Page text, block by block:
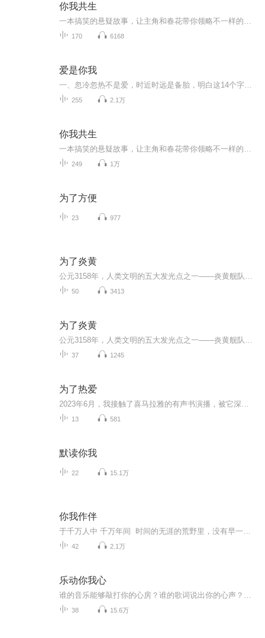
你我共生
170 6168
爱是你我
255 2.1万
你我共生
249 1万
为了方便
23 977
为了炎黄
50 3413
为了炎黄
37 1245
为了热爱
13 581
默读你我
22 15.1万
你我作伴
42 2.1万
乐动你我心
38 15.6万